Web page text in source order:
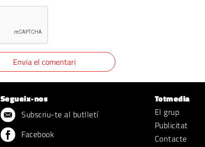
Segueix-nos
Subscriu-te al butlletí
Facebook
Totmedia
El grup
Publicitat
Contacte